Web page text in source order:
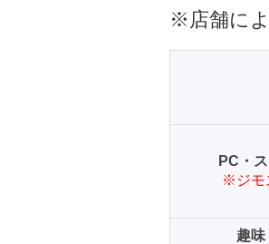
※店舗に
PC・
※ジモ
趣味